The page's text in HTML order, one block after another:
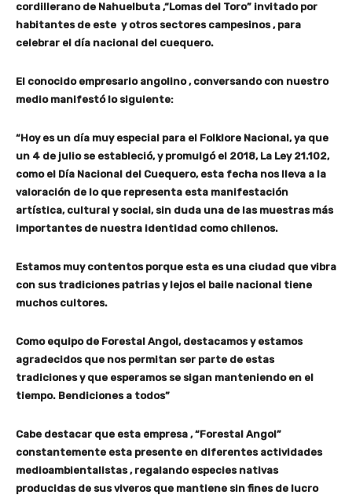
cordillerano de Nahuelbuta ,“Lomas del Toro” invitado por
habitantes de este y otros sectores campesinos , para
celebrar el día nacional del cuequero.
El conocido empresario angolino , conversando con nuestro
medio manifestó lo siguiente:
“Hoy es un día muy especial para el Folklore Nacional, ya que
un 4 de julio se estableció, y promulgó el 2018, La Ley 21.102,
como el Día Nacional del Cuequero, esta fecha nos lleva a la
valoración de lo que representa esta manifestación
artística, cultural y social, sin duda una de las muestras más
importantes de nuestra identidad como chilenos.
Estamos muy contentos porque esta es una ciudad que vibra
con sus tradiciones patrias y lejos el baile nacional tiene
muchos cultores.
Como equipo de Forestal Angol, destacamos y estamos
agradecidos que nos permitan ser parte de estas
tradiciones y que esperamos se sigan manteniendo en el
tiempo. Bendiciones a todos”
Cabe destacar que esta empresa , “Forestal Angol”
constantemente esta presente en diferentes actividades
medioambientalistas , regalando especies nativas
producidas de sus viveros que mantiene sin fines de lucro